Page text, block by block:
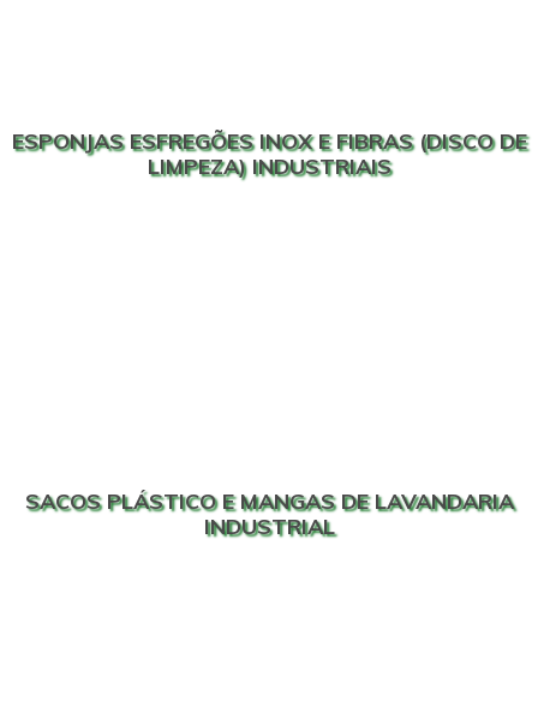
ESPONJAS ESFREGÕES INOX E FIBRAS (DISCO DE
LIMPEZA) INDUSTRIAIS
SACOS PLÁSTICO E MANGAS DE LAVANDARIA
INDUSTRIAL